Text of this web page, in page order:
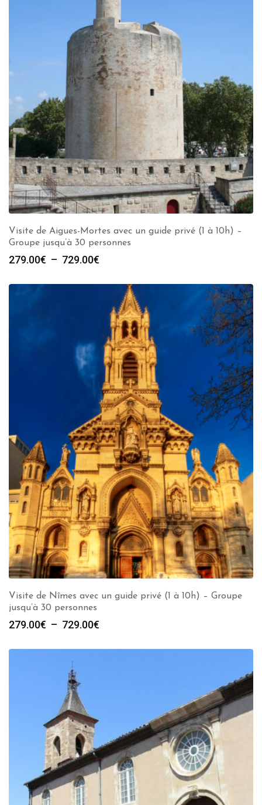
Visite de Aigues-Mortes avec un guide privé (1 à 10h) –
Groupe jusqu’à 30 personnes
279.00€ – 729.00€
prix :
279.00€
729.00€
Visite de Nîmes avec un guide privé (1 à 10h) – Groupe
jusqu’à 30 personnes
279.00€ – 729.00€
prix :